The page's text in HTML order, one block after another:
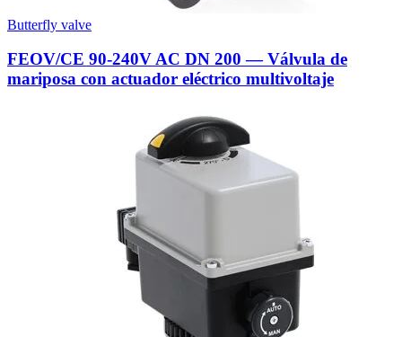
Butterfly valve
FEOV/CE 90-240V AC DN 200 — Válvula de
mariposa con actuador eléctrico multivoltaje